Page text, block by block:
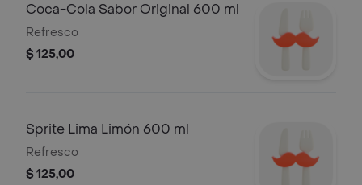
Coca-Cola Sabor Original 600 ml
Refresco
$ 125,00
Sprite Lima Limón 600 ml
Refresco
$ 125,00